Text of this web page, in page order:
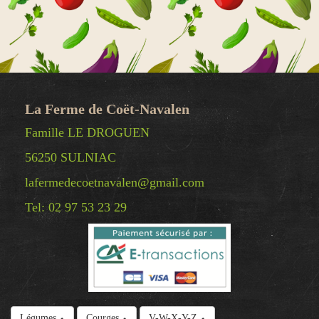
La Ferme de Coët-Navalen
Famille LE DROGUEN
56250 SULNIAC
lafermedecoetnavalen@gmail.com
Tel: 02 97 53 23 29
© Copyright 2025 La Ferme de Coët-Navalen -